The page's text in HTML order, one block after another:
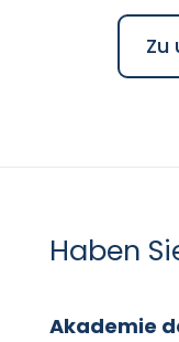
Zu
Haben
Akademie